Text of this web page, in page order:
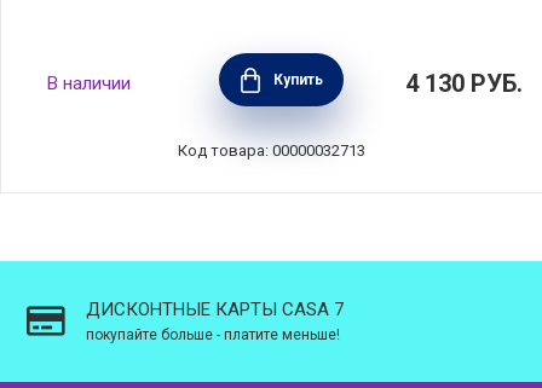
Форма на 12 маффинов Le Dolcezze 35,5 х 27
см, углеродистая сталь, Barazzoni, Италия,
806000505
В наличии Купить 4 130 РУБ.
Код товара: 00000032713
ДИСКОНТНЫЕ КАРТЫ CASA 7
покупайте больше - платите меньше!